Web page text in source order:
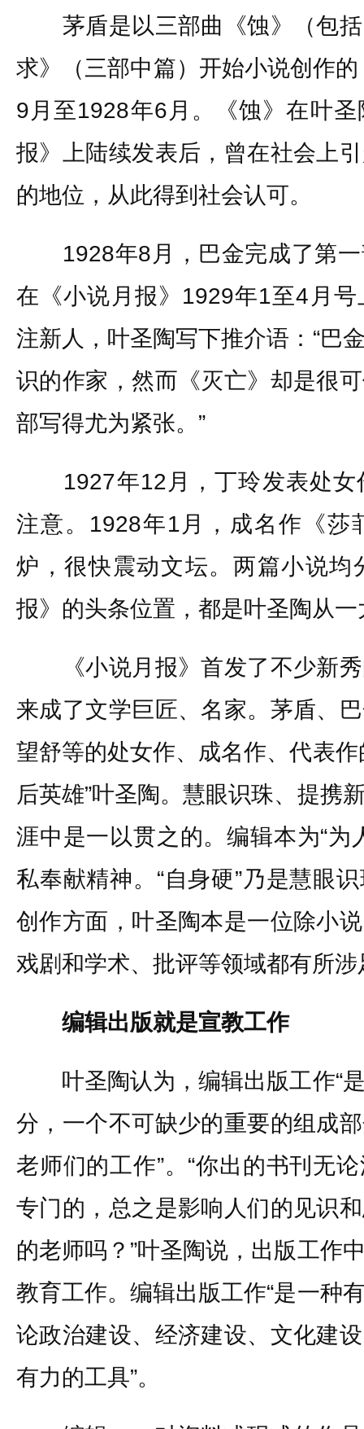
茅盾是以三部曲《蚀》（包括
求》（三部中篇）开始小说创作
9月至1928年6月。《蚀》在叶
报》上陆续发表后，曾在社会上
的地位，从此得到社会认可。
1928年8月，巴金完成了第一
在《小说月报》1929年1至4月
注新人，叶圣陶写下推介语：“巴
识的作家，然而《灭亡》却是很
部写得尤为紧张。”
1927年12月，丁玲发表处女
注意。1928年1月，成名作《莎
炉，很快震动文坛。两篇小说均
报》的头条位置，都是叶圣陶从
《小说月报》首发了不少新秀
来成了文学巨匠、名家。茅盾、
望舒等的处女作、成名作、代表
后英雄”叶圣陶。慧眼识珠、提携
涯中是一以贯之的。编辑本为“为
私奉献精神。“自身硬”乃是慧眼
创作方面，叶圣陶本是一位除小
戏剧和学术、批评等领域都有所涉
编辑出版就是宣教工作
叶圣陶认为，编辑出版工作“是
分，一个不可缺少的重要的组成
老师们的工作”。“你出的书刊无
专门的，总之是影响人们的见识
的老师吗？”叶圣陶说，出版工作
教育工作。编辑出版工作“是一种
论政治建设、经济建设、文化建
有力的工具”。